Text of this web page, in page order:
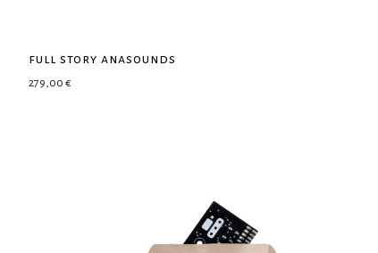
full story anasounds
279,00 €